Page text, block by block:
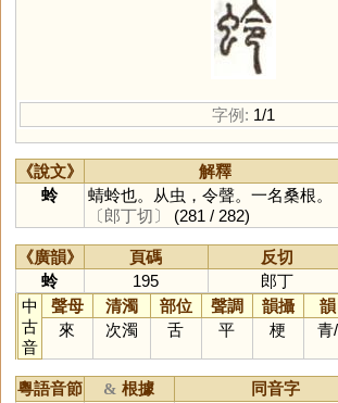
字例: 1/1
《說文》 解釋
蛉
蜻蛉也。从虫，令聲。一名桑根。
〔郎丁切〕
(281 / 282)
《廣韻》 頁碼 反切
蛉
195
郎丁
中
古
音
聲母 清濁 部位 聲調 韻攝 韻
來
次濁 舌 平 梗 青/
粵語音節 & 根據 同音字